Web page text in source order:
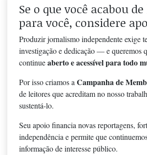
Se o que você acabou
para você, considere
Produzir jornalismo independente exige
investigação e dedicação — e queremos
continueaberto e acessível para todo
Por isso criamos a Campanha de
de leitores que acreditam no nosso
sustentá-lo.
Seu apoio financia novas reportagens,
independência e permite que
informação de interesse público.